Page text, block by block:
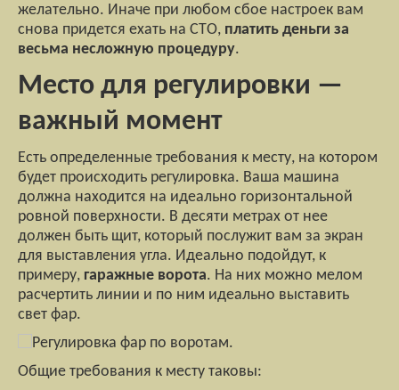
желательно. Иначе при любом сбое настроек вам
снова придется ехать на СТО, платить деньги за
весьма несложную процедуру.
Место для регулировки —
важный момент
Есть определенные требования к месту, на котором
будет происходить регулировка. Ваша машина
должна находится на идеально горизонтальной
ровной поверхности. В десяти метрах от нее
должен быть щит, который послужит вам за экран
для выставления угла. Идеально подойдут, к
примеру, гаражные ворота. На них можно мелом
расчертить линии и по ним идеально выставить
свет фар.
Общие требования к месту таковы: